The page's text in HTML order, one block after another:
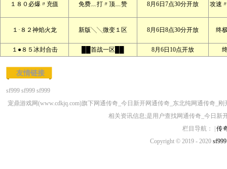
１８０必爆〃充值 免费﹏打〃顶﹏赞 8月6日7点30分开放 攻速
１·８２神焰火龙 新版╲╲微变１区 8月6日8点30分开放 终
１●８５冰封合击 ██首战一区██ 8月6日10点开放
友情链接
sf999 sf999 sf999
宠鼎游戏网(www.cdkjq.com)旗下网通传奇_今日新开网通传奇_东北纯网通传奇_
相关资讯信息;是用户查找网通传奇_今日新
栏目导航： |传
Copyright © 2019 - 2020 sf999